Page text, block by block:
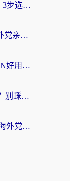
海外党必看：斧牛和飞鱼好用吗？3步选对回国加速器，无缝刷剧玩国服
穿梭和FlashBack归燕好用吗？海外党亲测3款热门回国加速器，教你选对不踩坑
海外看国内剧总卡？快帆TV版VPN好用吗？和快滚VPN对比哪个回国效果更好？
海外党必看：Windows VPN 免费？别踩坑！教你选对好用的国内加速器无缝回国
Malus好用吗？和六毫秒哪个好？海外党选回国加速器的避坑指南